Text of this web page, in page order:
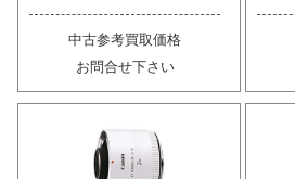
中古参考買取価格
お問合せ下さい